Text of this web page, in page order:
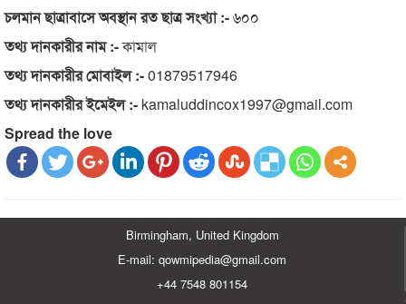
চলমান ছাত্রাবাসে অবস্থান রত ছাত্র সংখ্যা :-৬০০
তথ্য দানকারীর নাম :-কামাল
তথ্য দানকারীর মোবাইল :-01879517946
তথ্য দানকারীর ইমেইল :- kamaluddincox1997@gmail.com
Spread the love
Birmingham, United Kingdom
E-mail: qowmipedia@gmail.com
+44 7548 801154